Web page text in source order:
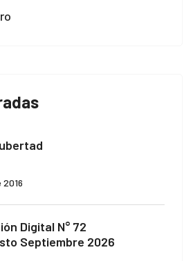
Digital N° 72
Septiembre 2026